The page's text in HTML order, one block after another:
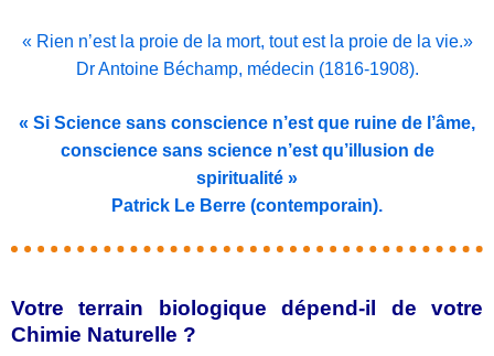
« Rien n’est la proie de la mort, tout est la proie de la vie.»
Dr Antoine Béchamp, médecin (1816-1908).
« Si Science sans conscience n’est que ruine de l’âme,
conscience sans science n’est qu’illusion de
spiritualité »
Patrick Le Berre (contemporain).
Votre terrain biologique dépend-il de votre
Chimie Naturelle ?